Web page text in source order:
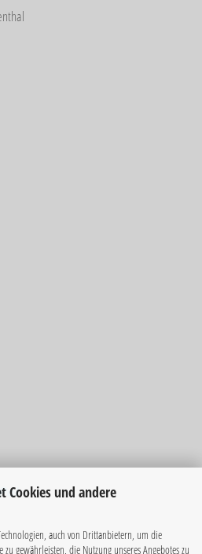
Cookies und andere
auch von Drittanbietern, um die
gewährleisten, die Nutzung unseres Angebotes zu